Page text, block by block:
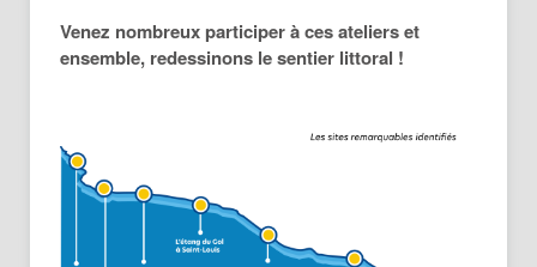
Venez nombreux participer à ces ateliers et
ensemble, redessinons le sentier littoral !